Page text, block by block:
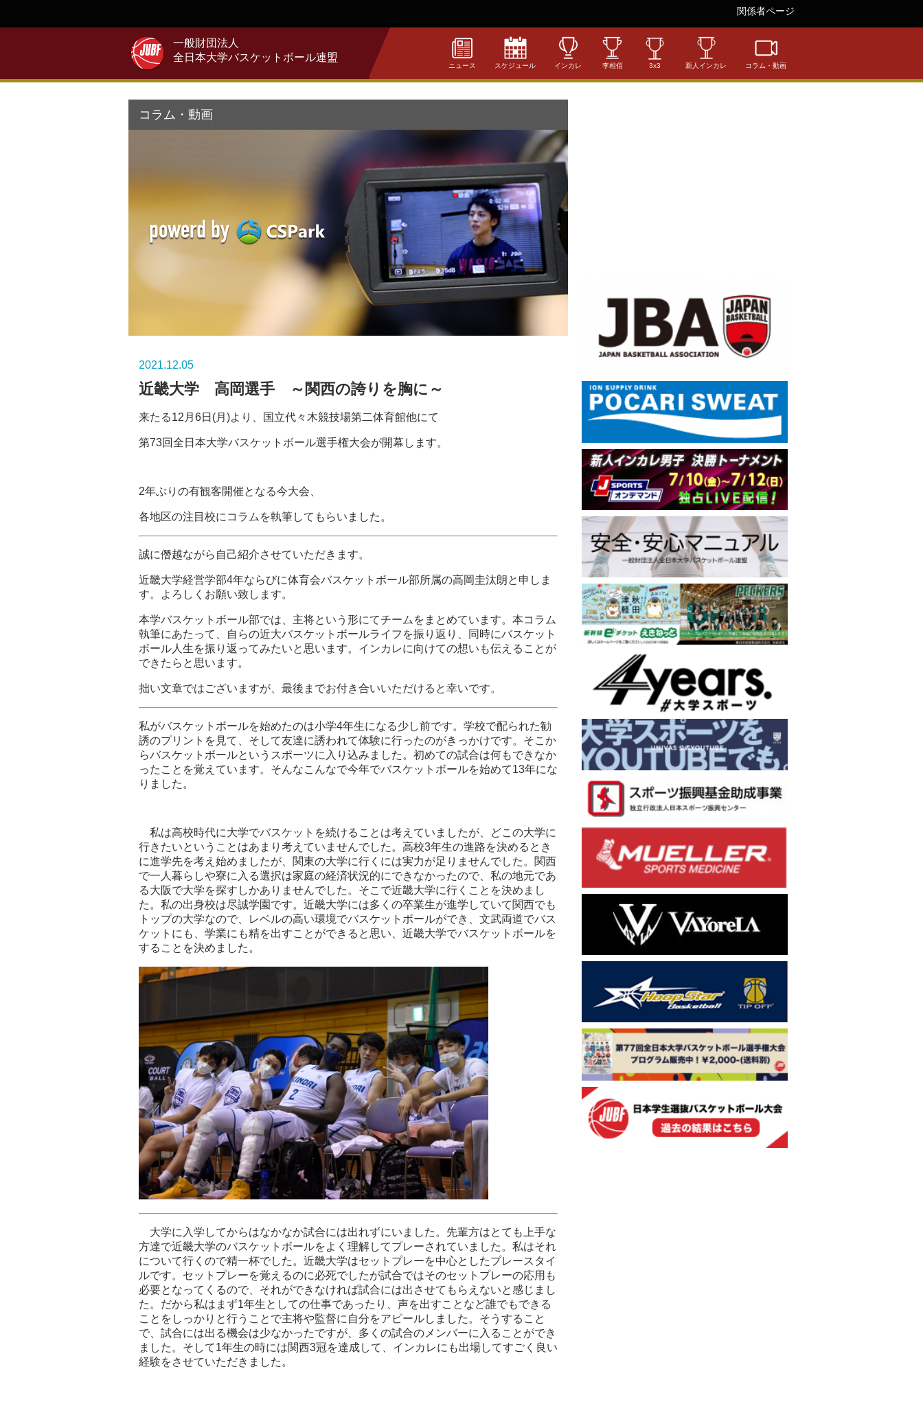
関係者ページ
一般財団法人
全日本大学バスケットボール連盟
ニュース スケジュール インカレ 李相佰 3x3 新人インカレ コラム・動画
コラム・動画
2021.12.05
近畿大学 高岡選手 ～関西の誇りを胸に～
来たる12月6日(月)より、国立代々木競技場第二体育館他にて
第73回全日本大学バスケットボール選手権大会が開幕します。
2年ぶりの有観客開催となる今大会、
各地区の注目校にコラムを執筆してもらいました。
誠に僭越ながら自己紹介させていただきます。
近畿大学経営学部4年ならびに体育会バスケットボール部所属の高岡圭汰朗と申しま
す。よろしくお願い致します。
本学バスケットボール部では、主将という形にてチームをまとめています。本コラム
執筆にあたって、自らの近大バスケットボールライフを振り返り、同時にバスケット
ボール人生を振り返ってみたいと思います。インカレに向けての想いも伝えることが
できたらと思います。
拙い文章ではございますが、最後までお付き合いいただけると幸いです。
私がバスケットボールを始めたのは小学4年生になる少し前です。学校で配られた勧
誘のプリントを見て、そして友達に誘われて体験に行ったのがきっかけです。そこか
らバスケットボールというスポーツに入り込みました。初めての試合は何もできなか
ったことを覚えています。そんなこんなで今年でバスケットボールを始めて13年にな
りました。
私は高校時代に大学でバスケットを続けることは考えていましたが、どこの大学に
行きたいということはあまり考えていませんでした。高校3年生の進路を決めるとき
に進学先を考え始めましたが、関東の大学に行くには実力が足りませんでした。関西
で一人暮らしや寮に入る選択は家庭の経済状況的にできなかったので、私の地元であ
る大阪で大学を探すしかありませんでした。そこで近畿大学に行くことを決めまし
た。私の出身校は尽誠学園です。近畿大学には多くの卒業生が進学していて関西でも
トップの大学なので、レベルの高い環境でバスケットボールができ、文武両道でバス
ケットにも、学業にも精を出すことができると思い、近畿大学でバスケットボールを
することを決めました。
大学に入学してからはなかなか試合には出れずにいました。先輩方はとても上手な
方達で近畿大学のバスケットボールをよく理解してプレーされていました。私はそれ
について行くので精一杯でした。近畿大学はセットプレーを中心としたプレースタイ
ルです。セットプレーを覚えるのに必死でしたが試合ではそのセットプレーの応用も
必要となってくるので、それができなければ試合には出させてもらえないと感じまし
た。だから私はまず1年生としての仕事であったり、声を出すことなど誰でもできる
ことをしっかりと行うことで主将や監督に自分をアピールしました。そうすること
で、試合には出る機会は少なかったですが、多くの試合のメンバーに入ることができ
ました。そして1年生の時には関西3冠を達成して、インカレにも出場してすごく良い
経験をさせていただきました。